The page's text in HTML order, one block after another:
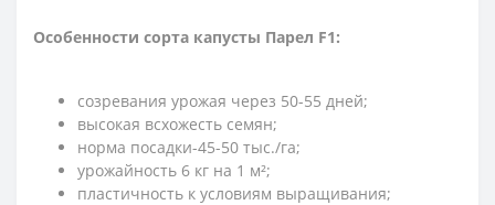
Особенности сорта капусты Парел F1:
созревания урожая через 50-55 дней;
высокая всхожесть семян;
норма посадки-45-50 тыс./га;
урожайность 6 кг на 1 м²;
пластичность к условиям выращивания;